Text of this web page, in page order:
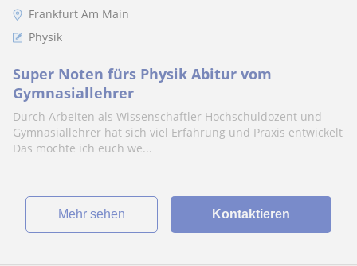
Frankfurt Am Main
Physik
Super Noten fürs Physik Abitur vom
Gymnasiallehrer
Durch Arbeiten als Wissenschaftler Hochschuldozent und
Gymnasiallehrer hat sich viel Erfahrung und Praxis entwickelt
Das möchte ich euch we...
Mehr sehen Kontaktieren